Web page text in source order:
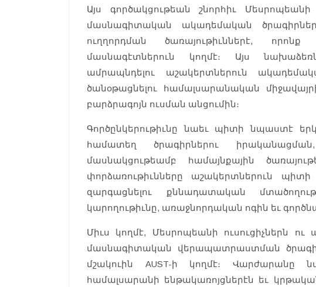
Այս գործակցութեան շնորհիւ
մասնագիտական ակադեմական
ուղղորդման ծառայութիւններէ,
մասնագէտներուն կողմէ։ Այս
ամրապնդելու աշակերտներուն
ծանօթացնելու համալսարանական
բարձրագոյն ուսման անցումին։
Գործընկերութիւնը նաեւ պիտի նպաստէ
համատեղ ծրագիրներու
մասնակցութեամբ համայնքային
փորձառութիւնները աշակերտներուն
զարգացնելու քննադատական
կարողութիւնը, առաջնորդական ոգին եւ
Միւս կողմէ, Մեսրոպեանի ուսուցիչներն
մասնագիտական վերապատրաստման
մշակուին AUST-ի կողմէ։ Վարժարանը
համալսարանի ենթակառոյցներէն եւ